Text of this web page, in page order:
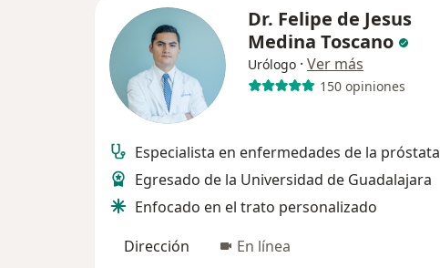
Dr. Felipe de Jesus
Medina Toscano
Urólogo · Ver más
150 opiniones
Especialista en enfermedades de la próstata
Egresado de la Universidad de Guadalajara
Enfocado en el trato personalizado
Dirección
En línea